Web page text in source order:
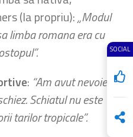
SOCIAL
(la propriu):„Modul
limba romana era cu
: “Am avut nevoie de
Schiatul nu este
tarilor tropicale”.